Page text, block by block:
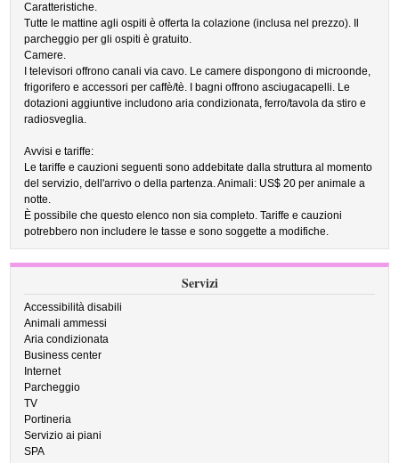
Caratteristiche.
Tutte le mattine agli ospiti è offerta la colazione (inclusa nel prezzo). Il
parcheggio per gli ospiti è gratuito.
Camere.
I televisori offrono canali via cavo. Le camere dispongono di microonde,
frigorifero e accessori per caffè/tè. I bagni offrono asciugacapelli. Le
dotazioni aggiuntive includono aria condizionata, ferro/tavola da stiro e
radiosveglia.
Avvisi e tariffe:
Le tariffe e cauzioni seguenti sono addebitate dalla struttura al momento
del servizio, dell'arrivo o della partenza. Animali: US$ 20 per animale a
notte.
È possibile che questo elenco non sia completo. Tariffe e cauzioni
potrebbero non includere le tasse e sono soggette a modifiche.
Servizi
Accessibilità disabili
Animali ammessi
Aria condizionata
Business center
Internet
Parcheggio
TV
Portineria
Servizio ai piani
SPA